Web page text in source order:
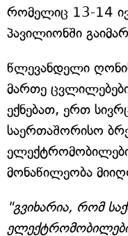
რომელიც 13-14
პავილიონში
წლევანდელი
მართე
ექნებათ, ერთ
საერთაშორისო
მონაწილეობა
"გვიხარია, რომ